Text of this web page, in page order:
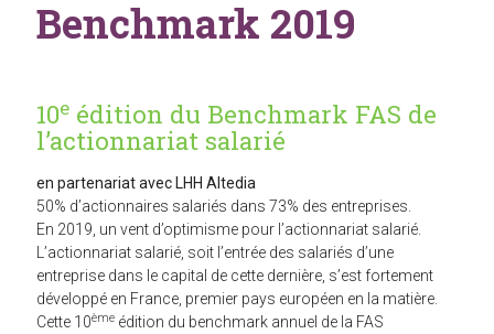
Benchmark 2019
10eédition du Benchmark FAS de
l’actionnariat salarié
en partenariat avec LHH Altedia
50% d’actionnaires salariés dans 73% des entreprises.
En 2019, un vent d’optimisme pour l’actionnariat salarié.
L’actionnariat salarié, soit l’entrée des salariés d’une
entreprise dans le capital de cette dernière, s’est fortement
développé en France, premier pays européen en la matière.
Cette 10èmeédition du benchmark annuel de la FAS